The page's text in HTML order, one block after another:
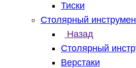
Тиски
Столярный
Назад
Столярный
Верстаки